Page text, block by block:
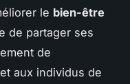
le bien-être
de partager ses
de
aux individus de